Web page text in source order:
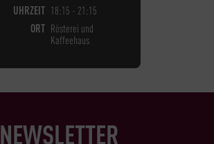
UHRZEIT 18:15 - 21:15
ORT Rösterei und
Kaffeehaus
NEWSLETTER